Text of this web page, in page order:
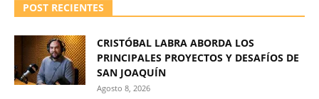
POST RECIENTES
CRISTÓBAL LABRA ABORDA LOS
PRINCIPALES PROYECTOS Y DESAFÍOS DE
SAN JOAQUÍN
Agosto 8, 2026